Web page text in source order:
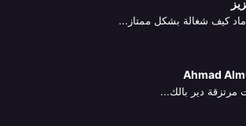
كيف شغالة بشكل ممتاز...
Ahmad
مرتزقة دير بالك...